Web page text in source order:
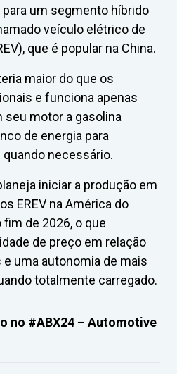
um segmento híbrido
veículo elétrico de
que é popular na China.
maior do que os
e funciona apenas
seu motor a gasolina
de energia para
necessário.
iniciar a produção em
EREV na América do
fim de 2026, o que
de preço em relação
uma autonomia de mais
totalmente carregado.
no #ABX24 – Automotive